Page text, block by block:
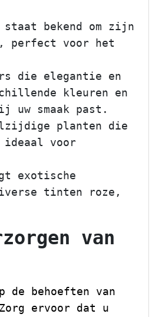
staat bekend om zijn
perfect voor het
die elegantie en
kleuren en
smaak past.
planten die
ideaal voor
exotische
tinten roze,
van
behoeften van
ervoor dat u